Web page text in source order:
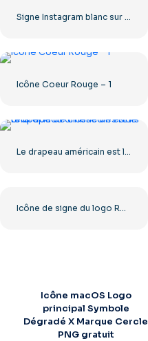
Icône Coeur Rouge – 1
Icône macOS Logo
principal Symbole
Dégradé X Marque Cercle
PNG gratuit